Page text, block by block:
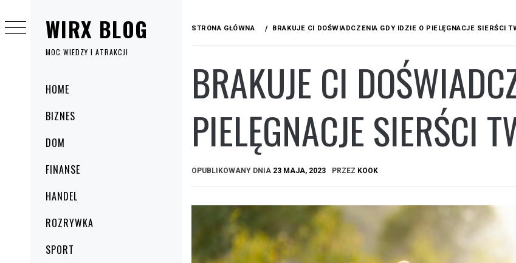
WIRX BLOG
MOC WIEDZY I ATRAKCJI
Menu
główne
HOME
BIZNES
DOM
FINANSE
HANDEL
ROZRYWKA
SPORT
do
treści
STRONA GŁÓWNA BRAKUJE CI DOŚWIADCZENIA GDY IDZIE O PIELĘGNACJE SIERŚCI
BRAKUJE CI
PIELĘGNACJE SIERŚCI
OPUBLIKOWANY DNIA 23 MAJA, 2023 PRZEZ KOOK